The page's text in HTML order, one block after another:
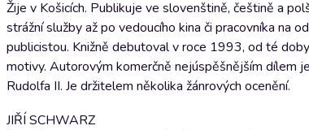
Žije v Košicích. Publikuje ve slovenštině, češtině a
strážní služby až po vedoucího kina či pracovníka
publicistou. Knižně debutoval v roce 1993, od té
motivy. Autorovým komerčně nejúspěšnějším dílem
Rudolfa II. Je držitelem několika žánrových ocenění.
JIŘÍ SCHWARZ